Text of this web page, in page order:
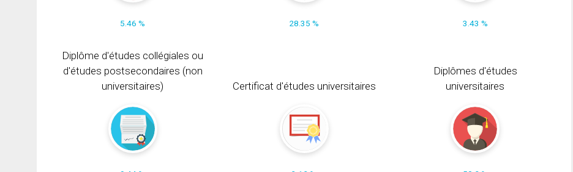
5.46 % 28.35 % 3.43 %
Diplôme d'études collégiales ou
d'études postsecondaires (non
universitaires)
Certificat d'études universitaires
Diplômes d'études
universitaires